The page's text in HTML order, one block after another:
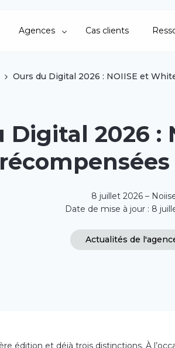
Agences Cas clients
Ours du Digital 2026 : NOIISE et
Digital 2026 :
8 juillet 2026 –
Date de mise à jour : 8
Actualités de
édition et déjà trois distinctions. À